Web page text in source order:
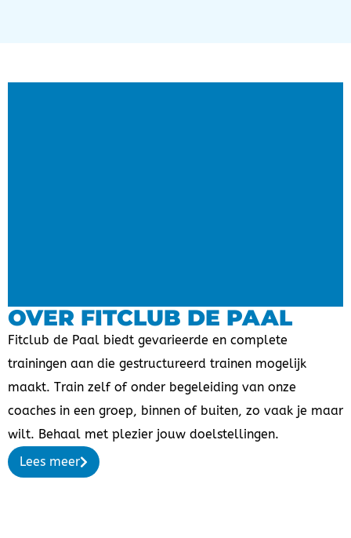
OVER FITCLUB DE PAAL
Fitclub de Paal biedt gevarieerde en complete
trainingen aan die gestructureerd trainen mogelijk
maakt. Train zelf of onder begeleiding van onze
coaches in een groep, binnen of buiten, zo vaak je maar
wilt. Behaal met plezier jouw doelstellingen.
Lees meer